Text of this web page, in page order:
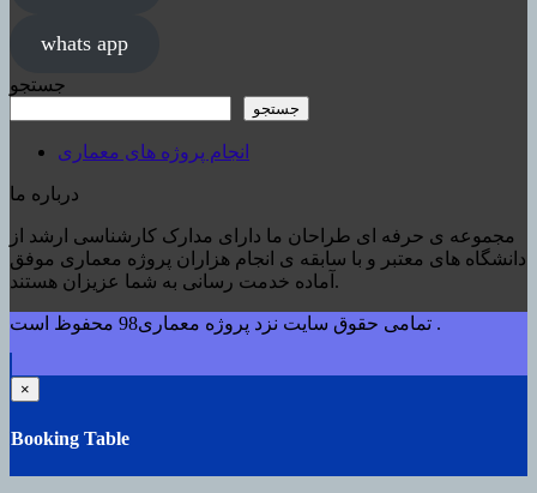
whats app
جستجو
جستجو
انجام پروژه های معماری
درباره ما
مجموعه ی حرفه ای طراحان ما دارای مدارک کارشناسی ارشد از
دانشگاه های معتبر و با سابقه ی انجام هزاران پروژه معماری موفق
آماده خدمت رسانی به شما عزیزان هستند.
تمامی حقوق سایت نزد پروژه معماری98 محفوظ است .
×
Booking Table